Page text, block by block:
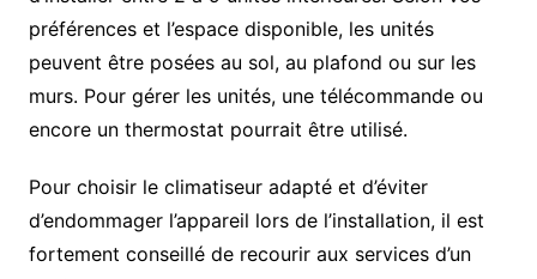
préférences et l’espace disponible, les unités
peuvent être posées au sol, au plafond ou sur les
murs. Pour gérer les unités, une télécommande ou
encore un thermostat pourrait être utilisé.
Pour choisir le climatiseur adapté et d’éviter
d’endommager l’appareil lors de l’installation, il est
fortement conseillé de recourir aux services d’un